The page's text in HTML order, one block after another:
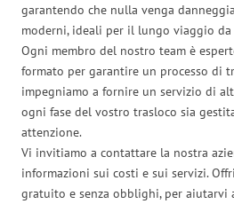
garantendo che nulla venga
moderni, ideali per il lungo viaggio da
Ogni membro del nostro team è
formato per garantire un processo di
impegniamo a fornire un servizio di
ogni fase del vostro trasloco sia
attenzione.
Vi invitiamo a contattare la nostra
informazioni sui costi e sui servizi.
gratuito e senza obblighi, per aiutarvi